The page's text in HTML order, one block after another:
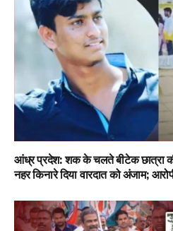
आंध्र प्रदेश: शक के चलते बीटेक छात्रा की
नहर किनारे दिया वारदात को अंजाम;